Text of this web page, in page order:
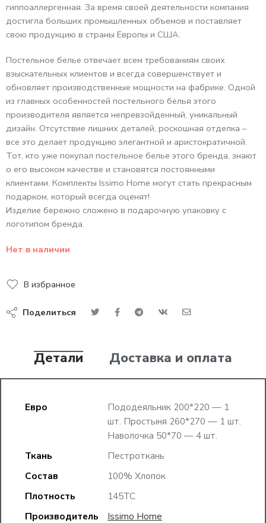
гиппоаллергенная. За время своей деятельности компания
достигла больших промышленных объемов и поставляет
свою продукцию в страны Европы и США.
Постельное белье отвечает всем требованиям своих
взыскательных клиентов и всегда совершенствует и
обновляет производственные мощности на фабрике. Одной
из главных особенностей постельного белья этого
производителя является непревзойденный, уникальный
дизайн. Отсутствие лишних деталей, роскошная отделка –
все это делает продукцию элегантной и аристократичной.
Тот, кто уже покупал постельное белье этого бренда, знают
о его высоком качестве и становятся постоянными
клиентами. Комплекты Issimo Home могут стать прекрасным
подарком, который всегда оценят!
Изделие бережно сложено в подарочную упаковку с
логотипом бренда.
Нет в наличии
В избранное
Поделиться
Детали Доставка и оплата
Евро
Пододеяльник 200*220 — 1
шт. Простыня 260*270 — 1 шт.
Наволочка 50*70 — 4 шт.
Ткань
Пестроткань
Состав
100% Хлопок
Плотность
145TC
Производитель
Issimo Home